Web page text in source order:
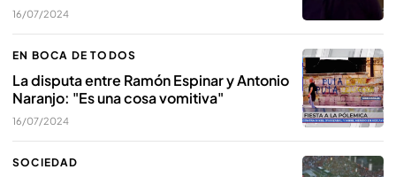
16/07/2024
EN BOCA DE TODOS
La disputa entre Ramón Espinar y Antonio
Naranjo: "Es una cosa vomitiva"
16/07/2024
SOCIEDAD